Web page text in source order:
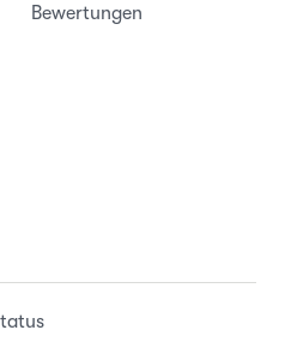
Bewertungen